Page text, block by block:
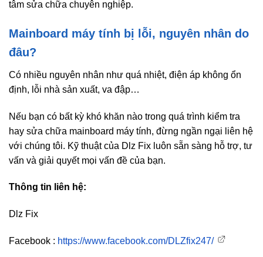
tâm sửa chữa chuyên nghiệp.
Mainboard máy tính bị lỗi, nguyên nhân do
đâu?
Có nhiều nguyên nhân như quá nhiệt, điện áp không ổn
định, lỗi nhà sản xuất, va đập…
Nếu bạn có bất kỳ khó khăn nào trong quá trình kiểm tra
hay sửa chữa mainboard máy tính, đừng ngần ngại liên hệ
với chúng tôi. Kỹ thuật của Dlz Fix luôn sẵn sàng hỗ trợ, tư
vấn và giải quyết mọi vấn đề của bạn.
Thông tin liên hệ:
Dlz Fix
Facebook : https://www.facebook.com/DLZfix247/